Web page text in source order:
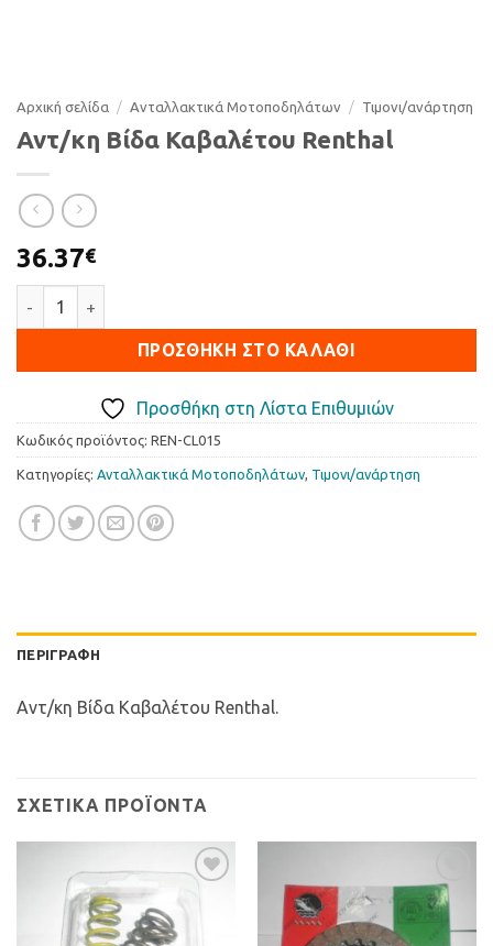
Αρχική σελίδα / Ανταλλακτικά Μοτοποδηλάτων / Τιµονι/ανάρτηση
Αντ/κη Βίδα Καβαλέτου Renthal
36.37€
ΠΡΟΣΘΉΚΗ ΣΤΟ ΚΑΛΆΘΙ
Προσθήκη στη Λίστα Επιθυμιών
Κωδικός προϊόντος: REN-CL015
Κατηγορίες: Ανταλλακτικά Μοτοποδηλάτων, Τιµονι/ανάρτηση
ΠΕΡΙΓΡΑΦΉ
Αντ/κη Βίδα Καβαλέτου Renthal.
ΣΧΕΤΙΚΆ ΠΡΟΪΌΝΤΑ
στη Λίστα
Επιθυμιών
Προσθήκη
στη Λίστα
Επιθυμιών